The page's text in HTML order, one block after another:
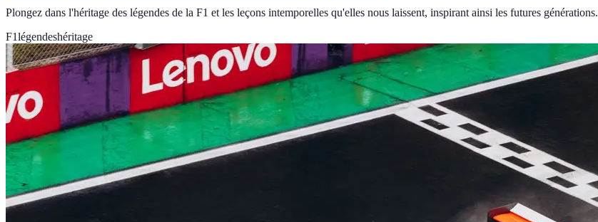
Plongez dans l'héritage des légendes de la F1 et les leçons intemporelles qu'elles nous laissent, inspirant ainsi les futures générations.
F1légendeshéritage